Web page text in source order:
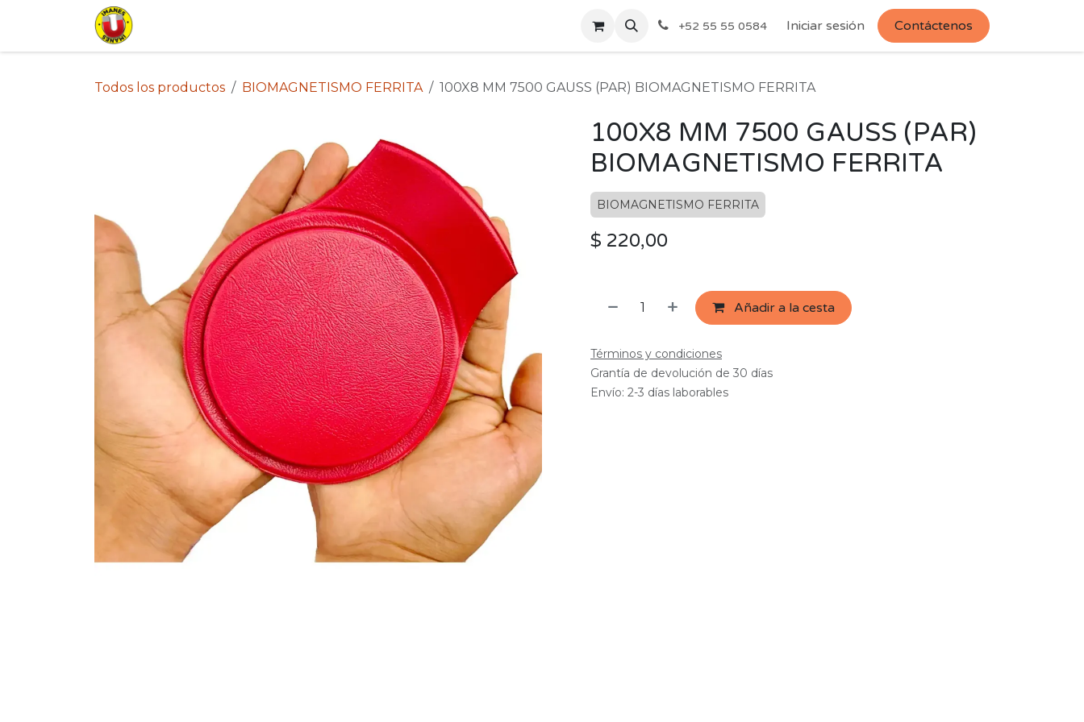
+52 55 55 0584 Iniciar sesión Contáctenos
Todos los productos BIOMAGNETISMO FERRITA 100X8 MM 7500 GAUSS (PAR) BIOMAGNETISMO FERRITA
100X8 MM 7500 GAUSS (PAR)
BIOMAGNETISMO FERRITA
BIOMAGNETISMO FERRITA
$ 220,00
Añadir a la cesta
Términos y condiciones
Grantía de devolución de 30 días
Envío: 2-3 días laborables